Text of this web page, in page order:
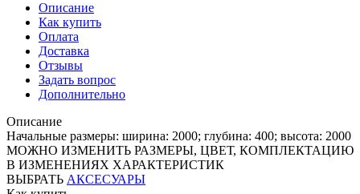
Описание
Как купить
Оплата
Доставка
Отзывы
Задать вопрос
Дополнительно
Описание
Начальные размеры: ширина: 2000; глубина: 400; высота: 2000
МОЖНО ИЗМЕНИТЬ РАЗМЕРЫ, ЦВЕТ, КОМПЛЕКТАЦИЮ
В ИЗМЕНЕНИЯХ ХАРАКТЕРИСТИК
ВЫБРАТЬ АКСЕСУАРЫ